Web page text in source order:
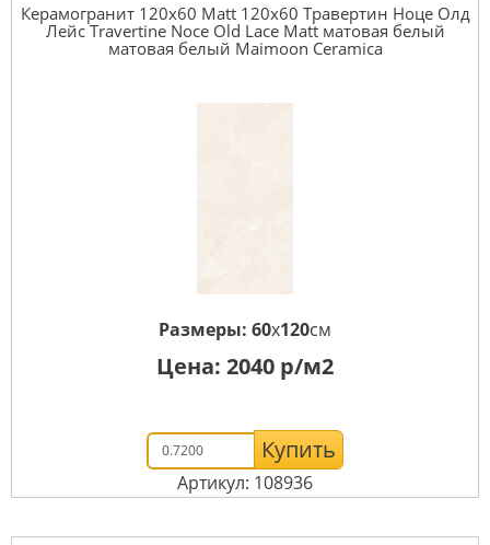
Керамогранит 120x60 Matt 120x60 Травертин Ноце Олд
Лейс Travertine Noce Old Lace Matt матовая белый
матовая белый Maimoon Ceramica
Размеры: 60x120см
Цена: 2040 р/м2
Купить
Артикул: 108936